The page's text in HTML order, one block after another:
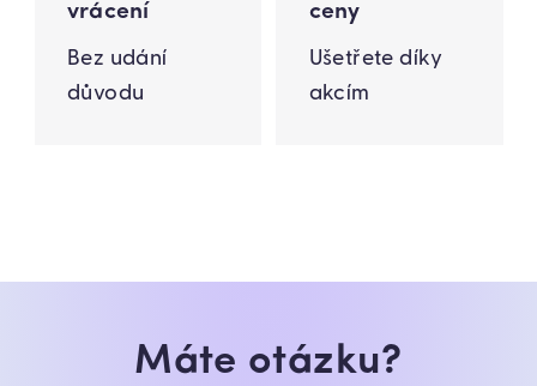
vrácení
Bez udání
důvodu
ceny
Ušetřete díky
akcím
Máte otázku?